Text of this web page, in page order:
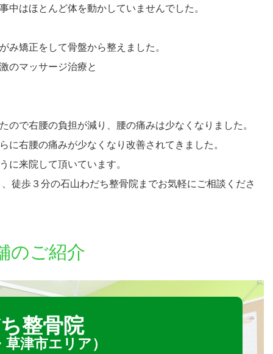
はほとんど体を動かしていませんでした。
矯正をして骨盤から整えました。
のマッサージ治療と
で右腰の負担が減り、腰の痛みは少なくなりました。
右腰の痛みが少なくなり改善されてきました。
来院して頂いています。
徒歩３分の石山わだち整骨院までお気軽にご相談くださ
のご紹介
整骨院
津市エリア）